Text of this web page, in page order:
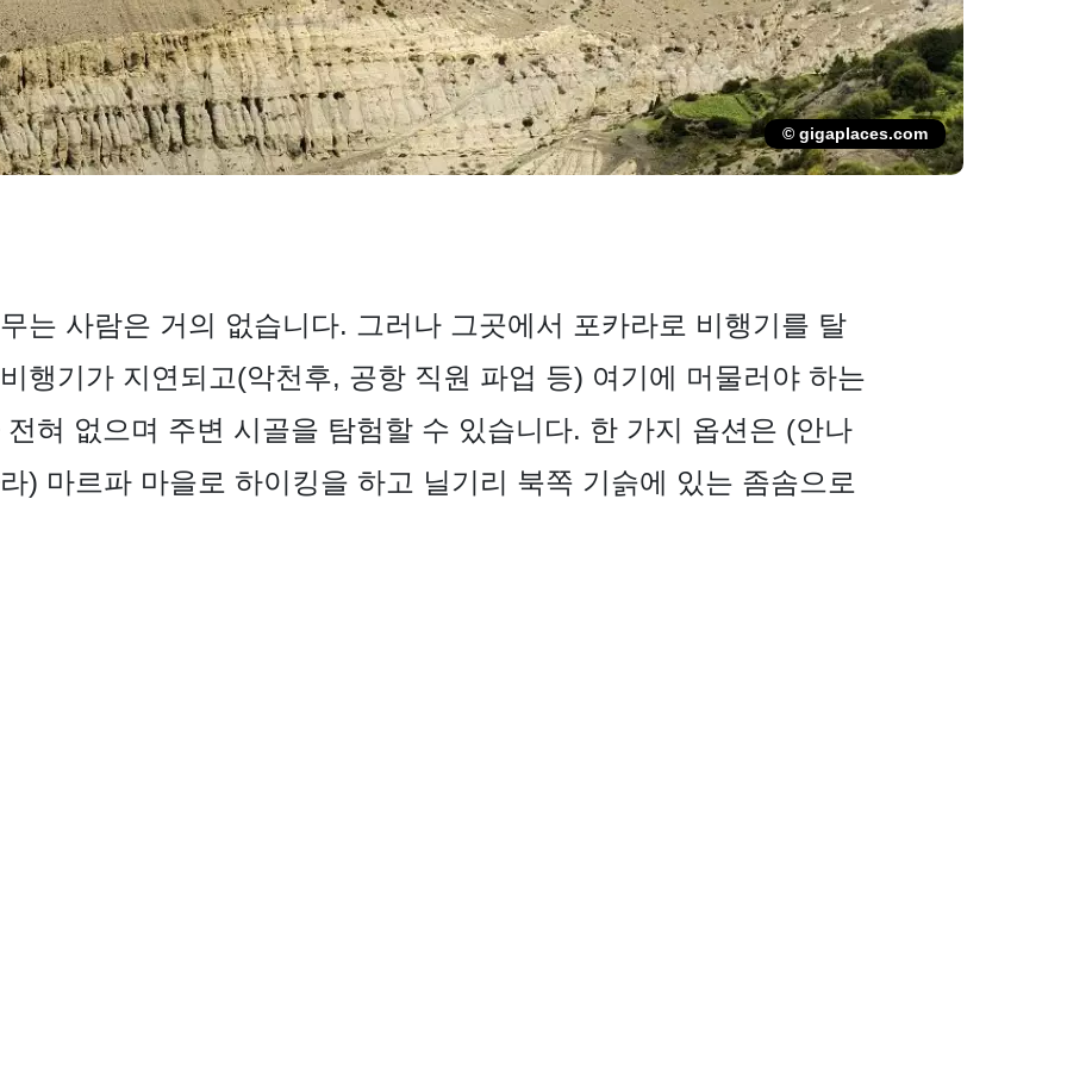
© gigaplaces.com
는 사람은 거의 없습니다. 그러나 그곳에서 포카라로 비행기를 탈
행기가 지연되고(악천후, 공항 직원 파업 등) 여기에 머물러야 하는
혀 없으며 주변 시골을 탐험할 수 있습니다. 한 가지 옵션은 (안나
) 마르파 마을로 하이킹을 하고 닐기리 북쪽 기슭에 있는 좀솜으로